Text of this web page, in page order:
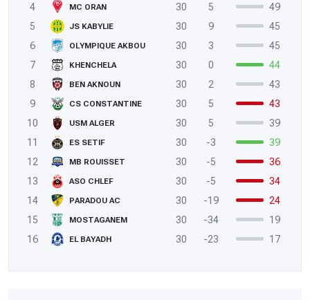
4
MC ORAN 30 5
49
5
JS KABYLIE 30 9
45
6
OLYMPIQUE AKBOU 30 3
45
7
KHENCHELA 30 0
44
8
BEN AKNOUN 30 2
43
9
CS CONSTANTINE 30 5
43
10
USM ALGER 30 5
39
11
ES SETIF 30 -3
39
12
MB ROUISSET 30 -5
36
13
ASO CHLEF 30 -5
34
14
PARADOU AC 30 -19
24
15
MOSTAGANEM 30 -34
19
16
EL BAYADH 30 -23 17